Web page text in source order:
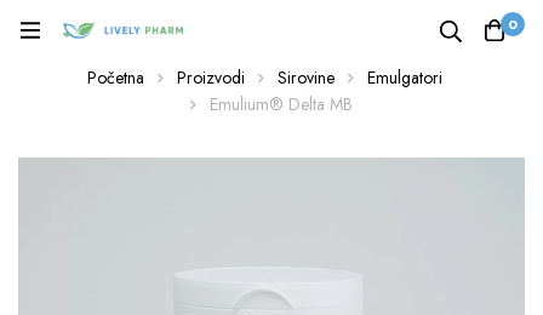
0
Početna Proizvodi Sirovine
Emulgatori
Emulium® Delta MB